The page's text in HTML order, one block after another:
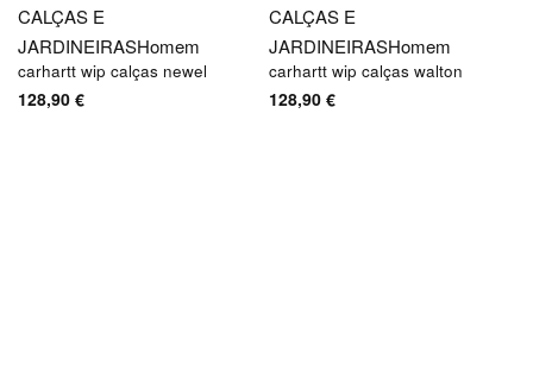
CALÇAS E
JARDINEIRASHomem
carhartt wip calças newel
128,90 €
CALÇAS E
JARDINEIRASHomem
carhartt wip calças walton
128,90 €